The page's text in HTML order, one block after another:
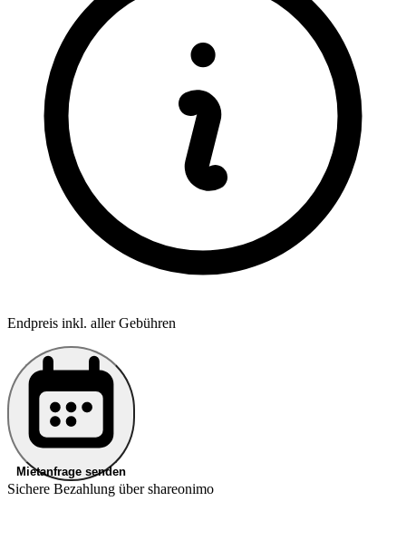
Endpreis inkl. aller Gebühren
Mietanfrage senden
Sichere Bezahlung über shareonimo